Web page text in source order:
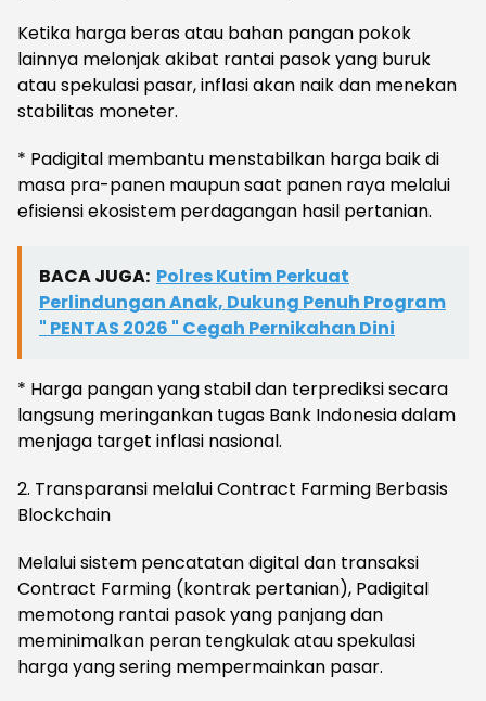
Ketika harga beras atau bahan pangan pokok
lainnya melonjak akibat rantai pasok yang buruk
atau spekulasi pasar, inflasi akan naik dan menekan
stabilitas moneter.
* ​Padigital membantu menstabilkan harga baik di
masa pra-panen maupun saat panen raya melalui
efisiensi ekosistem perdagangan hasil pertanian.
BACA JUGA: Polres Kutim Perkuat
Perlindungan Anak, Dukung Penuh Program
" PENTAS 2026 " Cegah Pernikahan Dini
* ​Harga pangan yang stabil dan terprediksi secara
langsung meringankan tugas Bank Indonesia dalam
menjaga target inflasi nasional.
​2. Transparansi melalui Contract Farming Berbasis
Blockchain
​Melalui sistem pencatatan digital dan transaksi
Contract Farming (kontrak pertanian), Padigital
memotong rantai pasok yang panjang dan
meminimalkan peran tengkulak atau spekulasi
harga yang sering mempermainkan pasar.